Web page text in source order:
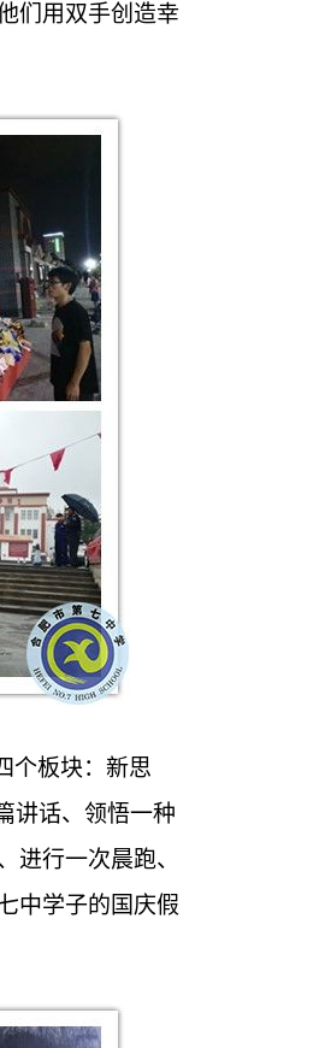
们用双手创造幸
个板块：新思
讲话、领悟一种
进行一次晨跑、
中学子的国庆假